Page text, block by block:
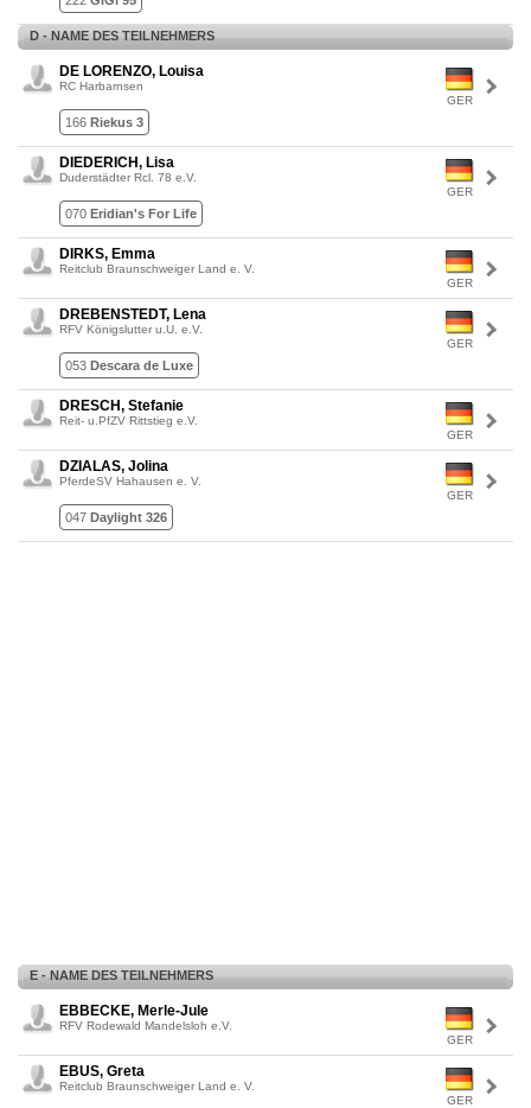
D - NAME DES TEILNEHMERS
GER
DE LORENZO, Louisa
RC Harbarnsen
166 Riekus 3
GER
DIEDERICH, Lisa
Duderstädter Rcl. 78 e.V.
070 Eridian's For Life
GER
DIRKS, Emma
Reitclub Braunschweiger Land e. V.
GER
DREBENSTEDT, Lena
RFV Königslutter u.U. e.V.
053 Descara de Luxe
GER
DRESCH, Stefanie
Reit- u.PfZV Rittstieg e.V.
GER
DZIALAS, Jolina
PferdeSV Hahausen e. V.
047 Daylight 326
E - NAME DES TEILNEHMERS
GER
EBBECKE, Merle-Jule
RFV Rodewald Mandelsloh e.V.
GER
EBUS, Greta
Reitclub Braunschweiger Land e. V.